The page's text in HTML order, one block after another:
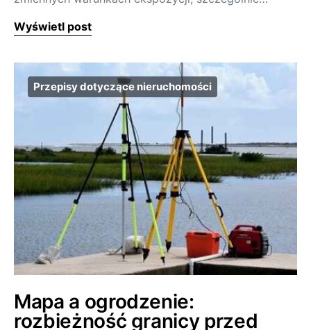
Wyświetl post
Przepisy dotyczące nieruchomości
Mapa a ogrodzenie:
rozbieżność granicy przed